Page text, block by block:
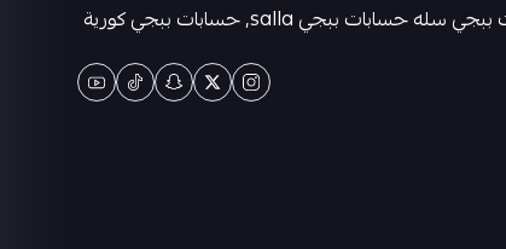
متجر كيان حسابات ببجي العالمية . حسابات ببجي عشوائية-متجر ببجي حسابات-حسابات ببجي كورية - حسابات ببجي التايوانيه-حسابات ببجي سله حسابات ببجي salla, حسابات ببجي كورية